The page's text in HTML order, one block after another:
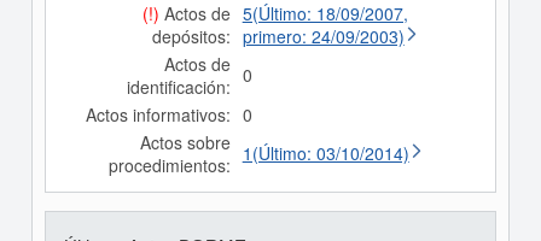
(!) Actos de
depósitos:
5(Último: 18/09/2007,
primero: 24/09/2003)
Actos de
identificación: 0
Actos informativos: 0
Actos sobre
procedimientos: 1(Último: 03/10/2014)